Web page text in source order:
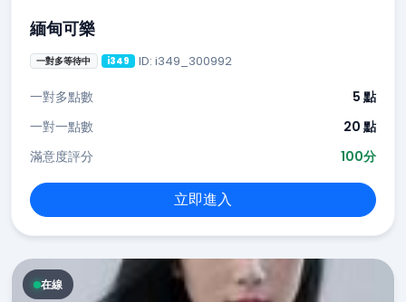
緬甸可樂
一對多等待中 i349 ID: i349_300992
一對多點數
5 點
一對一點數
20 點
滿意度評分
100分
立即進入
在線